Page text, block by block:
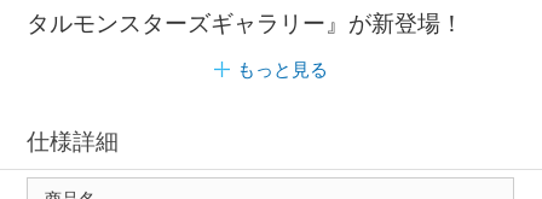
タルモンスターズギャラリー』が新登場！
もっと見る
仕様詳細